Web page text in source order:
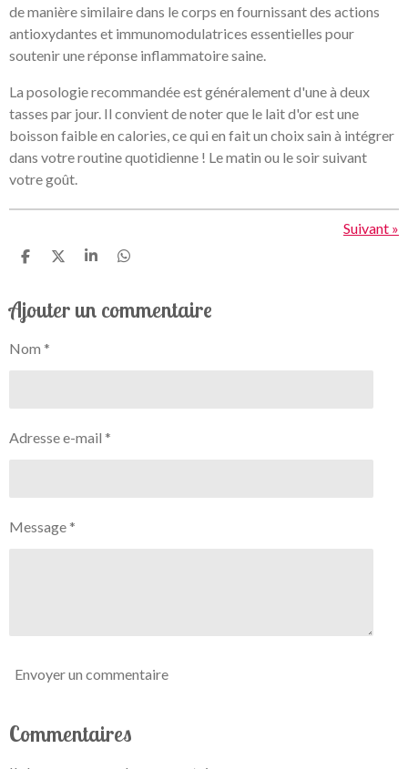
de manière similaire dans le corps en fournissant des actions
antioxydantes et immunomodulatrices essentielles pour
soutenir une réponse inflammatoire saine.
La posologie recommandée est généralement d'une à deux
tasses par jour. Il convient de noter que le lait d'or est une
boisson faible en calories, ce qui en fait un choix sain à intégrer
dans votre routine quotidienne ! Le matin ou le soir suivant
votre goût.
Suivant »
P
t
a
e
P
t
a
P
t
a
P
t
a
Ajouter un commentaire
Nom *
Adresse e-mail *
Message *
Envoyer un commentaire
Commentaires